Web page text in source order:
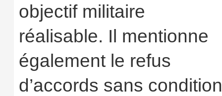
objectif militaire
réalisable. Il mentionne
également le refus
d’accords sans